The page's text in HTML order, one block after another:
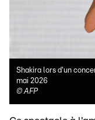
Shakira lors d'un
mai 2026
©AFP